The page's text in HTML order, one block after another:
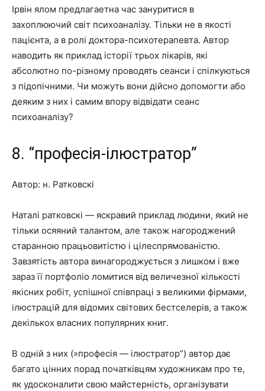
Ірвін ялом предлагаетна час зануритися в
захоплюючий світ психоаналізу. Тільки не в якості
пацієнта, а в ролі доктора-психотерапевта. Автор
наводить як приклад історії трьох лікарів, які
абсолютно по-різному проводять сеанси і спілкуються
з підопічними. Чи можуть вони дійсно допомогти або
деяким з них і самим впору відвідати сеанс
психоаналізу?
8. “професія-ілюстратор”
Автор: н. Ратковскі
Наталі ратковскі — яскравий приклад людини, який не
тільки осяяний талантом, але також нагороджений
старанною працьовитістю і цілеспрямованістю.
Завзятість автора винагороджується з лишком і вже
зараз її портфоліо ломитися від величезної кількості
якісних робіт, успішної співпраці з великими фірмами,
ілюстрацій для відомих світових бестселерів, а також
декількох власних популярних книг.
В одній з них (»професія — ілюстратор”) автор дає
багато цінних порад початківцям художникам про те,
як удосконалити свою майстерність, організувати